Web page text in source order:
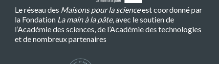
Le réseau des Maisons pour la scienceest coordonné par
la Fondation La main à la pâte, avec le soutien de
l’Académie des sciences, de l’Académie des technologies
et de nombreux partenaires